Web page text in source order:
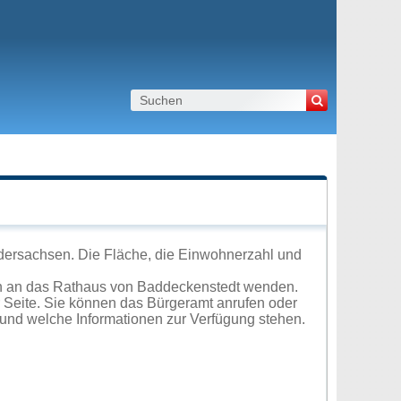
Die Fläche, die Einwohnerzahl und
das Rathaus von Baddeckenstedt wenden.
Sie können das Bürgeramt anrufen oder
welche Informationen zur Verfügung stehen.